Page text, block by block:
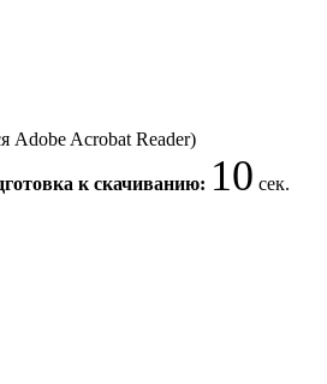
Adobe Acrobat Reader)
к скачиванию: 10 сек.